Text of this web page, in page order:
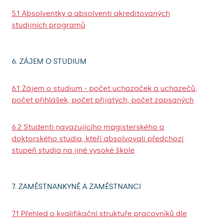
5.1 Absolventky a absolventi akreditovaných
studijních programů
6. ZÁJEM O STUDIUM
6.1 Zájem o studium - počet uchazaček a uchazečů,
počet přihlášek, počet přijatých, počet zapsaných
6.2 Studenti navazujícího magisterského a
doktorského studia, kteří absolvovali předchozí
stupeň studia na jiné vysoké škole
7. ZAMĚSTNANKYNĚ A ZAMĚSTNANCI
7.1 Přehled o kvalifikační struktuře pracovníků dle